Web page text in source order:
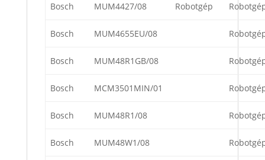
Bosch MUM4427/08 Robotgép
Bosch MUM4655EU/08
Bosch MUM48R1GB/08
Bosch MCM3501MIN/01
Bosch MUM48R1/08
Bosch MUM48W1/08